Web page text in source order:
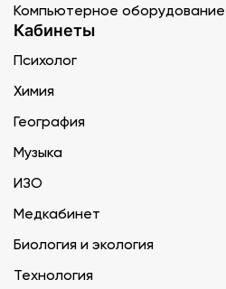
Компьютерное оборудование
Кабинеты
Психолог
Химия
География
Музыка
ИЗО
Медкабинет
Биология и экология
Технология